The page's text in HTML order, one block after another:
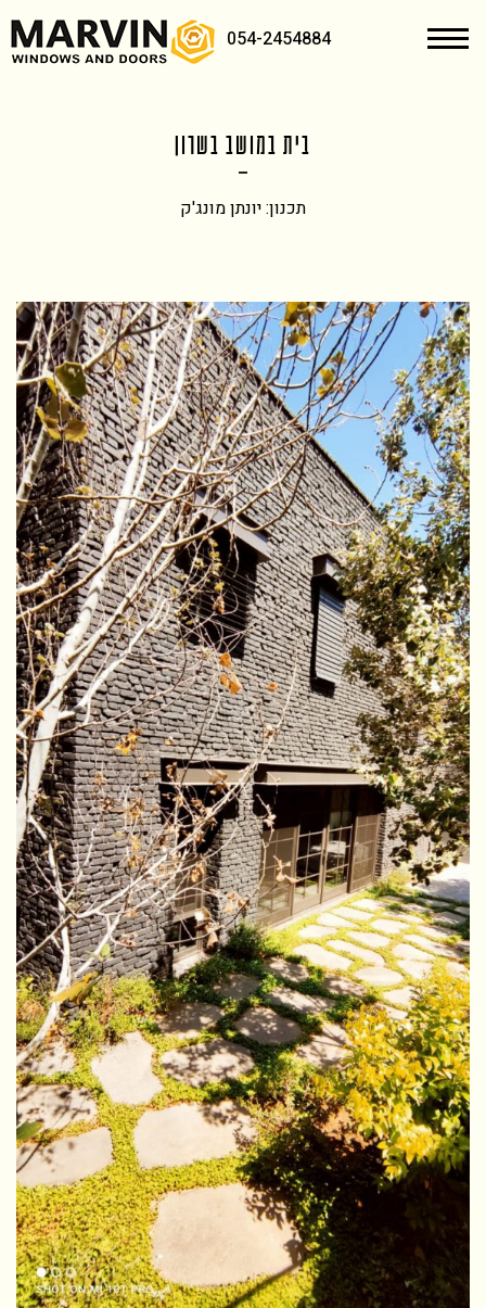
054-2454884
בית במושב בשרון
תכנון: יונתן מונג'ק